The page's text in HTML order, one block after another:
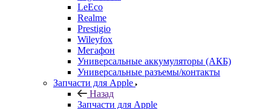
Универсальные аккумуляторы (АКБ)
Универсальные разъемы/контакты
Запчасти для Apple
Назад
Запчасти для Apple
iPad
iPhone
MacBook
iPod